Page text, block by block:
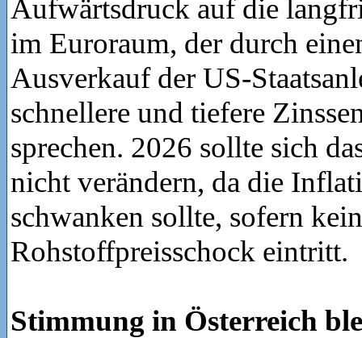
Aufwärtsdruck auf die
im Euroraum, der durch
Ausverkauf der US-
schnellere und tiefere
sprechen. 2026 sollte sich
nicht verändern, da die
schwanken sollte, sofern
Rohstoffpreisschock eintritt.
Stimmung in Österreich